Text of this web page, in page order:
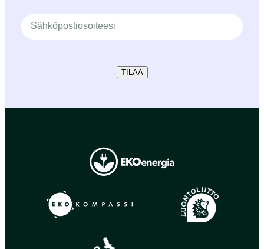
TILAA